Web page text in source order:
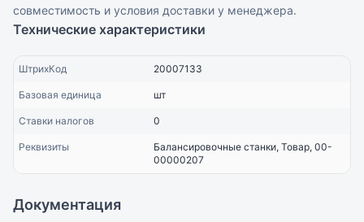
совместимость и условия доставки у менеджера.
Технические характеристики
ШтрихКод 20007133
Базовая единица шт
Ставки налогов 0
Реквизиты
Балансировочные станки, Товар, 00-
00000207
Документация